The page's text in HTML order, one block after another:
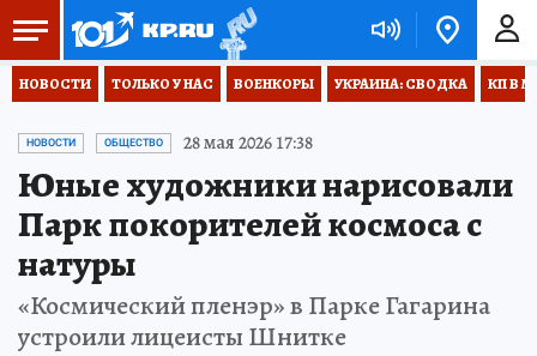
НОВОСТИ ТОЛЬКО У НАС ВОЕНКОРЫ УКРАИНА: СВОДКА КП В
НОВОСТИ ОБЩЕСТВО 28 мая 2026 17:38
Юные художники нарисовали
Парк покорителей космоса с
натуры
«Космический пленэр» в Парке Гагарина
устроили лицеисты Шнитке